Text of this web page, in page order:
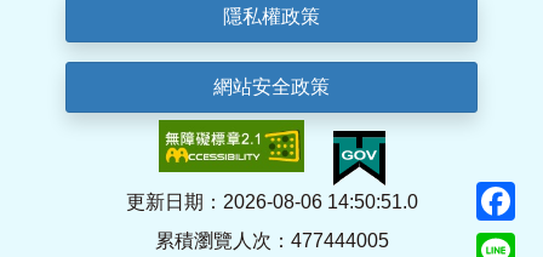
隱私權政策
網站安全政策
更新日期：2026-08-06 14:50:51.0
累積瀏覽人次：477444005